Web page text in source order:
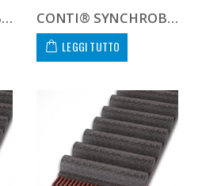
CONTI® SYNCHROBELT 124L100 CONTI® SYNCHROBELT 1250H100
LEGGI TUTTO